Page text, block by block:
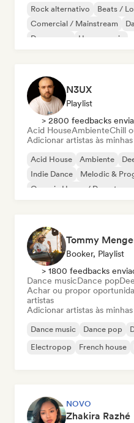
Rock alternativo Beats /
Comercial / Mainstream
Dream pop
House music
N3UX
Playlist
> 2800 feedbacks
Acid HouseAmbienteChill
Adicionar artistas às
Acid House Ambiente
Indie Dance
Melodic &
Organic House / Downtempo
Tommy
Booker, Playlist
> 1800 feedbacks
Dance musicDance pop
Achar ou propor
artistas
Adicionar artistas às
Dance music Dance pop
Electropop
French house
NOVO
Zhakira Razhé